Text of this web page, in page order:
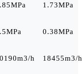
1.73MPa
0.38MPa
h 18455m3/h